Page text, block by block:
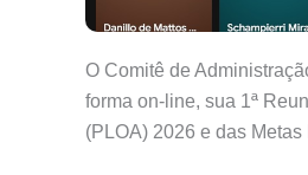
O Comitê de
forma on-line, sua 1ª
(PLOA) 2026 e das